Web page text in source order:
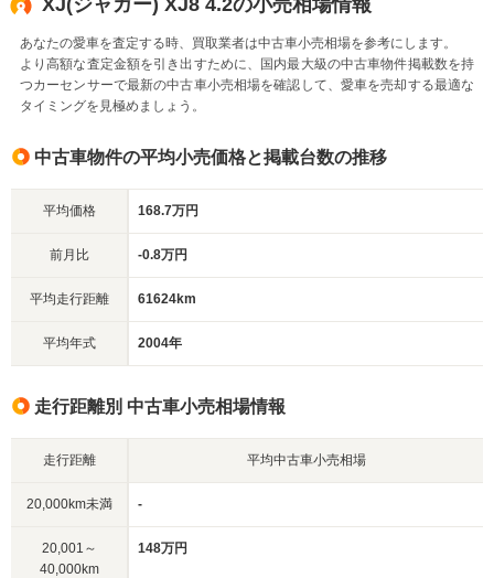
XJ(ジャガー) XJ8 4.2の小売相場情報
あなたの愛車を査定する時、買取業者は中古車小売相場を参考にします。
より高額な査定金額を引き出すために、国内最大級の中古車物件掲載数を持
つカーセンサーで最新の中古車小売相場を確認して、愛車を売却する最適な
タイミングを見極めましょう。
中古車物件の平均小売価格と掲載台数の推移
平均価格 168.7万円
前月比 -0.8万円
平均走行距離 61624km
平均年式 2004年
走行距離別 中古車小売相場情報
走行距離 平均中古車小売相場
20,000km未満 -
20,001～
40,000km
148万円